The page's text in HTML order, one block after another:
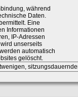
während
Daten.
Eine
Informationen
IP-Adressen
unserseits
automatisch
gelöscht.